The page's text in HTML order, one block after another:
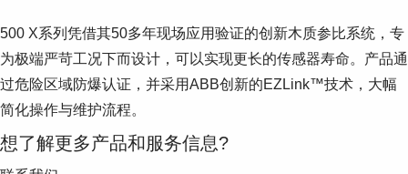
职业
500 X系列凭借其50多年现场应用验证的创新木质参比系统，专
为极端严苛工况下而设计，可以实现更长的传感器寿命。产品通
过危险区域防爆认证，并采用ABB创新的EZLink™技术，大幅
简化操作与维护流程。
想了解更多产品和服务信息?